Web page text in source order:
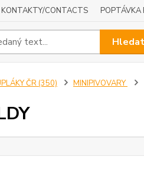
KONTAKTY/CONTACTS POPTÁVKA
Hledat
ČR (350) MINIPIVOVARY